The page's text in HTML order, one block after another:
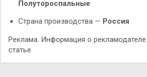
Полутороспальные
Страна производства — Россия
Реклама. Информация о
статье.